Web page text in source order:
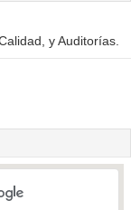
y Auditorías.